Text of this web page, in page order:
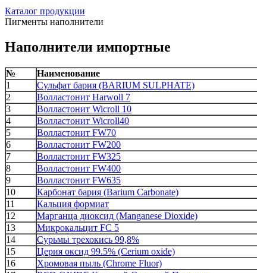
Каталог продукции
Пигменты наполнители
Наполнители импортные
№ Наименование
1
Сульфат бария (BARIUM SULPHATE)
2
Волластонит Harwoll 7
3
Волластонит Wicroll 10
4
Волластонит Wicroll40
5
Волластонит FW70
6
Волластонит FW200
7
Волластонит FW325
8
Волластонит FW400
9
Волластонит FW635
10
Карбонат бария (Barium Carbonate)
11
Кальция формиат
12
Марганца диоксид (Manganese Dioxide)
13
Микрокальцит FС 5
14
Сурьмы трехокись 99,8%
15
Церия оксид 99.5% (Cerium oxide)
16
Хромовая пыль (Chrome Fluor)